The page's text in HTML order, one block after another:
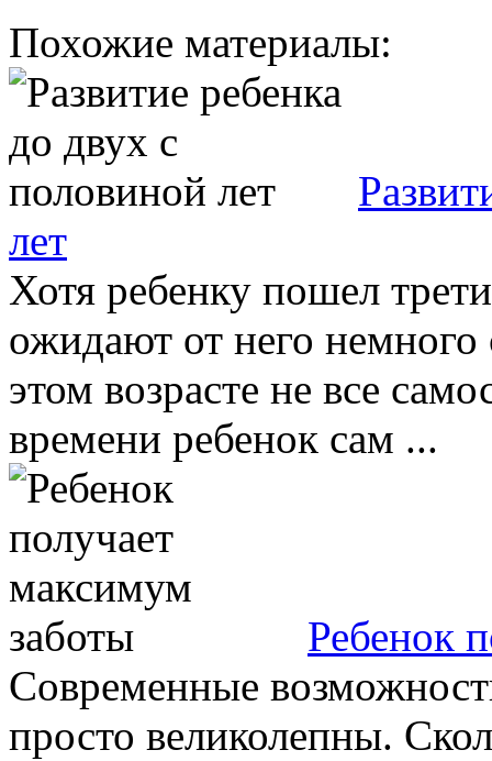
Похожие материалы:
лет
Хотя ребенку пошел
ожидают от него немного
этом возрасте не все
времени ребенок сам ...
Ребенок
Современные
просто великолепны.